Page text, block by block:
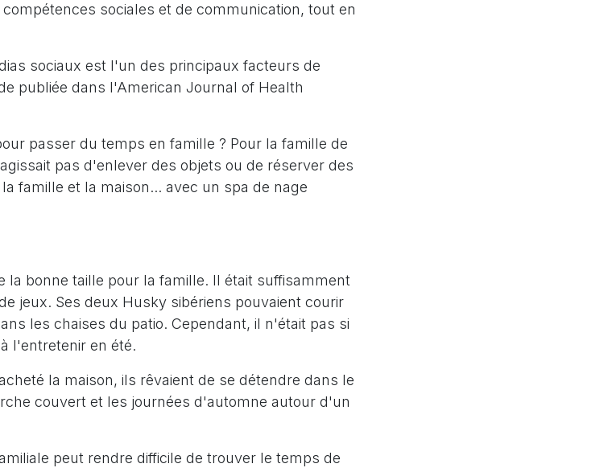
sociales et de communication, tout en
sociaux est l'un des principaux facteurs de
publiée dans l'American Journal of Health
passer du temps en famille ? Pour la famille de
pas d'enlever des objets ou de réserver des
famille et la maison... avec un spa de nage
la bonne taille pour la famille. Il était suffisamment
jeux. Ses deux Husky sibériens pouvaient courir
les chaises du patio. Cependant, il n'était pas si
l'entretenir en été.
la maison, ils rêvaient de se détendre dans le
couvert et les journées d'automne autour d'un
peut rendre difficile de trouver le temps de